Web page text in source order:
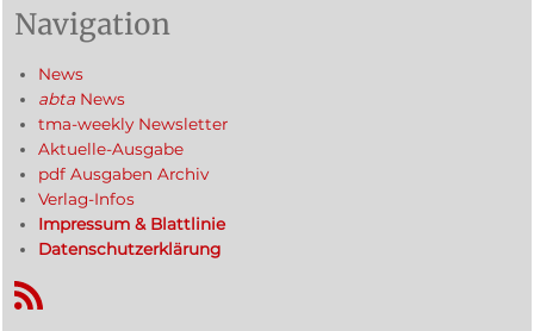
Navigation
News
abta News
tma-weekly Newsletter
Aktuelle-Ausgabe
pdf Ausgaben Archiv
Verlag-Infos
Impressum & Blattlinie
Datenschutzerklärung
RSS-Feed